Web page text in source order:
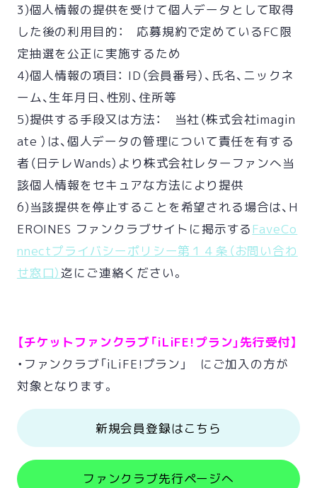
3)個人情報の提供を受けて個人データとして取得
した後の利用目的： 応募規約で定めているFC限
定抽選を公正に実施するため
4)個人情報の項目： ID（会員番号）、氏名、ニックネ
ーム、生年月日、性別、住所等
5)提供する手段又は方法： 当社（株式会社imagin
ate ）は、個人データの管理について責任を有する
者（日テレWands）より株式会社レターファンへ当
該個人情報をセキュアな方法により提供
6)当該提供を停止することを希望される場合は、H
EROINES ファンクラブサイトに掲示する FaveCo
nnectプライバシーポリシー第１４条（お問い合わ
せ窓口）迄にご連絡ください。
【チケットファンクラブ「iLiFE!プラン」先行受付】
・ファンクラブ「iLiFE!プラン」 にご加入の方が
対象となります。
新規会員登録はこちら
ファンクラブ先行ページへ